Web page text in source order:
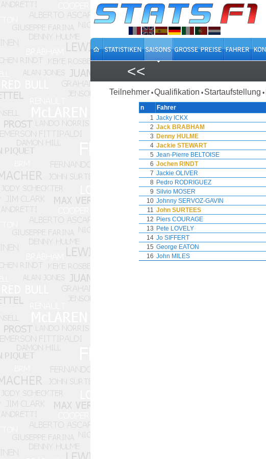
<<
Teilnehmer •Qualifikation • Startaufstellung •
n Fahrer
1 Jacky ICKX
2 Jack BRABHAM
3 Denny HULME
4 Jackie STEWART
5 Jean-Pierre BELTOISE
6 Jochen RINDT
7 Jackie OLIVER
8 Pedro RODRIGUEZ
9 Silvio MOSER
10 Johnny SERVOZ-GAVIN
11 John SURTEES
12 Piers COURAGE
13 Pete LOVELY
14 Jo SIFFERT
15 George EATON
16 John MILES